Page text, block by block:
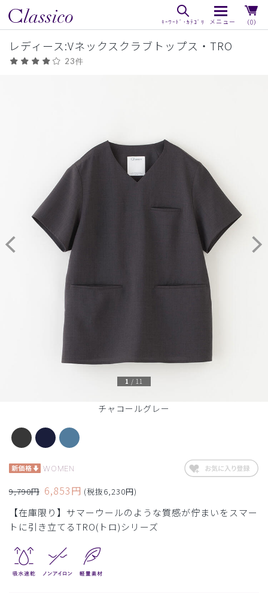
（0）
レディース:Vネックスクラブトップス・TRO
23件
チャコールグレー
1 / 11
WOMEN
9,790円 6,853円 (税抜6,230円)
【在庫限り】サマーウールのような質感が佇まいをスマー
トに引き立てるTRO(トロ)シリーズ